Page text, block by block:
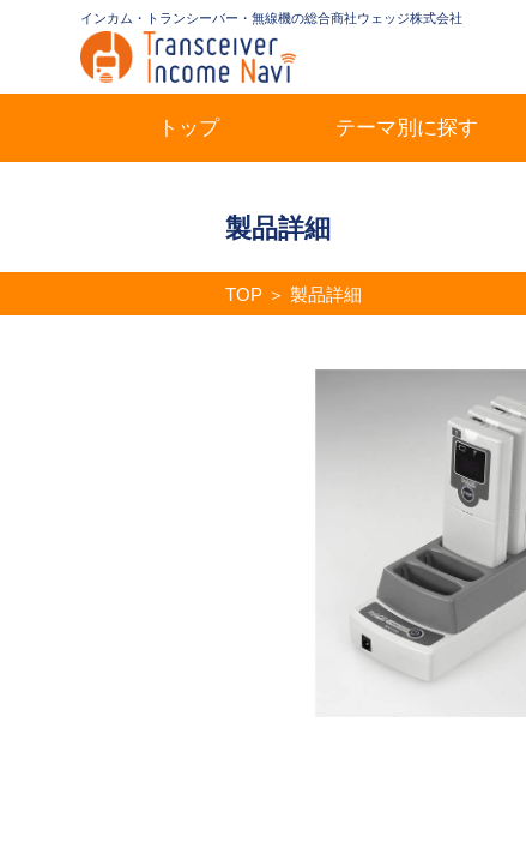
インカム・トランシーバー・無線機の総合商社ウェッジ株式会社
トップ テーマ別に探す
製品詳細
TOP ＞製品詳細